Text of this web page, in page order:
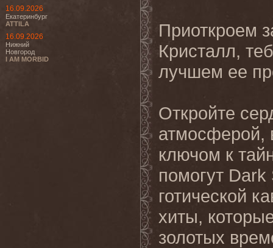
16.09.2026
Екатеринбург
ATTILA
16.09.2026
Нижний
Новгород
I AM MORBID
Приоткроем
Кристалл,
лучшем ее
Откройте
атмосферой,
ключом к
помогут
готической
хиты,
золотых